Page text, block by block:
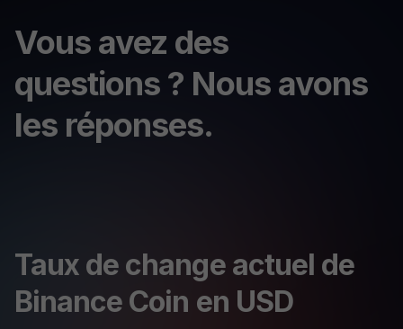
Vous avez des
questions ? Nous avons
les réponses.
Taux de change actuel de
Binance Coin en USD